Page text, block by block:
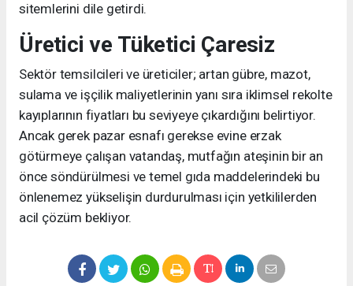
sitemlerini dile getirdi.
Üretici ve Tüketici Çaresiz
Sektör temsilcileri ve üreticiler; artan gübre, mazot,
sulama ve işçilik maliyetlerinin yanı sıra iklimsel rekolte
kayıplarının fiyatları bu seviyeye çıkardığını belirtiyor.
Ancak gerek pazar esnafı gerekse evine erzak
götürmeye çalışan vatandaş, mutfağın ateşinin bir an
önce söndürülmesi ve temel gıda maddelerindeki bu
önlenemez yükselişin durdurulması için yetkililerden
acil çözüm bekliyor.